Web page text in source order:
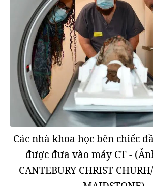
Các nhà khoa học bên chiếc
được đưa vào máy CT -
CANTEBURY CHRIST